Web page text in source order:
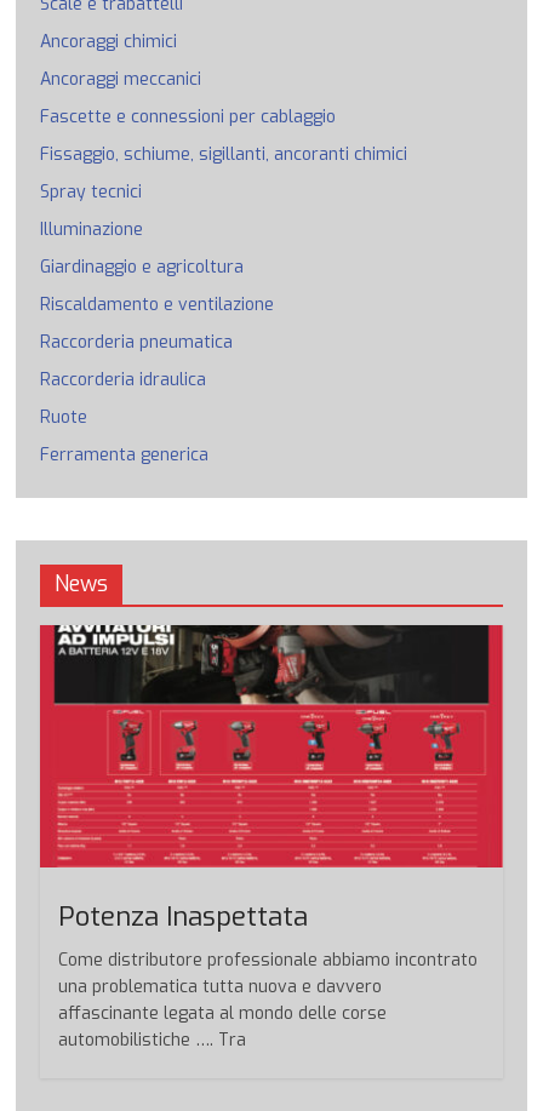
Ancoraggi chimici
Ancoraggi meccanici
Fascette e connessioni per cablaggio
Fissaggio, schiume, sigillanti, ancoranti chimici
Spray tecnici
Illuminazione
Giardinaggio e agricoltura
Riscaldamento e ventilazione
Raccorderia pneumatica
Raccorderia idraulica
Ruote
Ferramenta generica
News
Potenza Inaspettata
Come distributore professionale abbiamo incontrato
una problematica tutta nuova e davvero
affascinante legata al mondo delle corse
automobilistiche …. Tra